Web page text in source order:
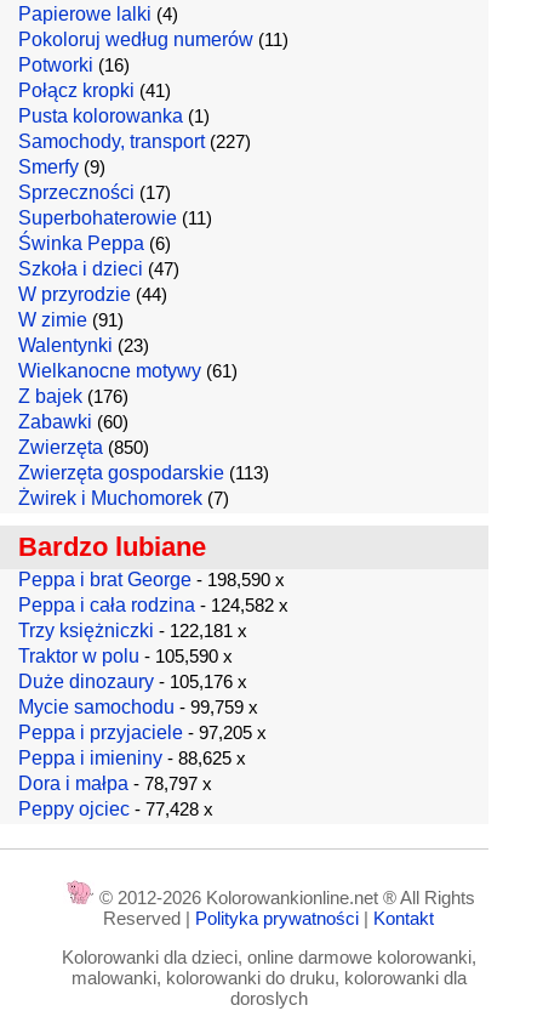
Papierowe lalki (4)
Pokoloruj według numerów (11)
Potworki (16)
Połącz kropki (41)
Pusta kolorowanka (1)
Samochody, transport(227)
Smerfy (9)
Sprzeczności (17)
Superbohaterowie (11)
Świnka Peppa (6)
Szkoła i dzieci (47)
W przyrodzie (44)
W zimie (91)
Walentynki (23)
Wielkanocne motywy (61)
Z bajek (176)
Zabawki (60)
Zwierzęta (850)
Zwierzęta gospodarskie (113)
Żwirek i Muchomorek (7)
Bardzo lubiane
Peppa i brat George - 198,590 x
Peppa i cała rodzina - 124,582 x
Trzy księżniczki - 122,181 x
Traktor w polu - 105,590 x
Duże dinozaury - 105,176 x
Mycie samochodu - 99,759 x
Peppa i przyjaciele - 97,205 x
Peppa i imieniny - 88,625 x
Dora i małpa - 78,797 x
Peppy ojciec - 77,428 x
© 2012-2026 Kolorowankionline.net ® All Rights
Reserved | Polityka prywatności | Kontakt
Kolorowanki dla dzieci, online darmowe kolorowanki,
malowanki, kolorowanki do druku, kolorowanki dla
doroslych